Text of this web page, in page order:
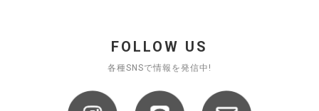
FOLLOW US
各種SNSで情報を発信中!